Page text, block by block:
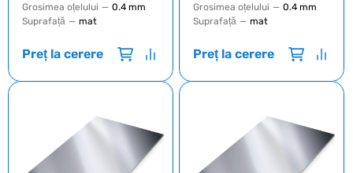
Grosimea oțelului — 0.4 mm
Suprafață — mat
Preț la cerere
Grosimea oțelului — 0.4 mm
Suprafață — mat
Preț la cerere